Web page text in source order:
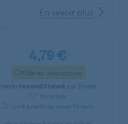
En savoir plus
4,79 €
Aide en visio incluse
Vendu reconditionné par Doneo
En stock
Livré à partir du Lundi 10 août